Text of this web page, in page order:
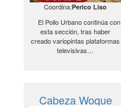
Coordina:Perico Liso
El Pollo Urbano continúa con
esta sección, tras haber
creado variopintas plataformas
televisivas…
Cabeza Woque